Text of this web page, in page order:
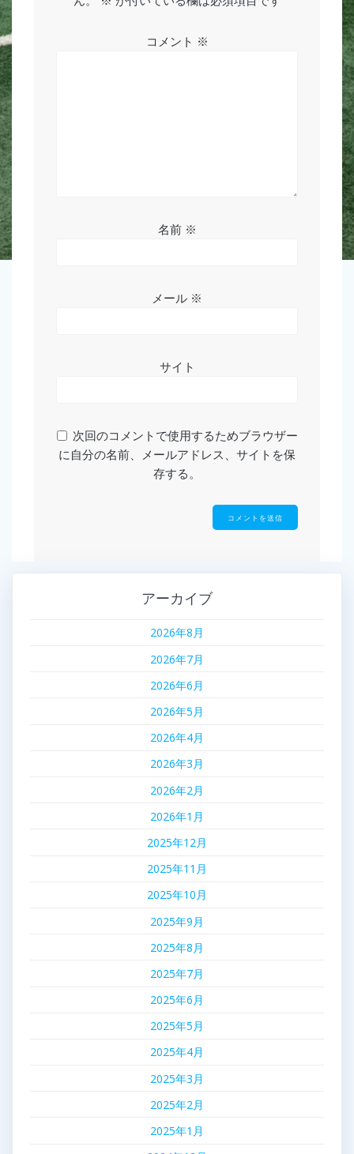
シ
ョ
ン
コメント ※
名前 ※
メール ※
サイト
次回のコメントで使用するためブラウザー
に自分の名前、メールアドレス、サイトを保
存する。
アーカイブ
2026年8月
2026年7月
2026年6月
2026年5月
2026年4月
2026年3月
2026年2月
2026年1月
2025年12月
2025年11月
2025年10月
2025年9月
2025年8月
2025年7月
2025年6月
2025年5月
2025年4月
2025年3月
2025年2月
2025年1月